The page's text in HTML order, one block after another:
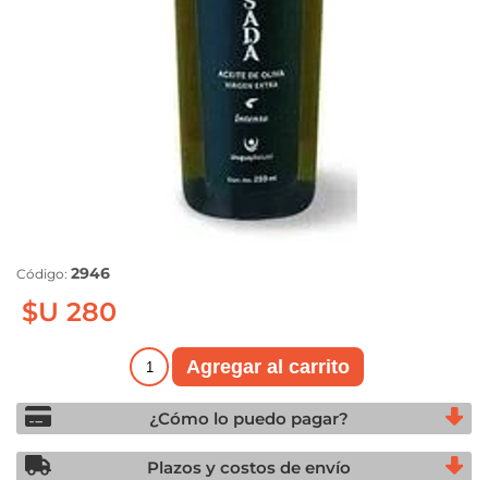
Código: 2946
$U 280
¿Cómo lo puedo pagar?
Plazos y costos de envío